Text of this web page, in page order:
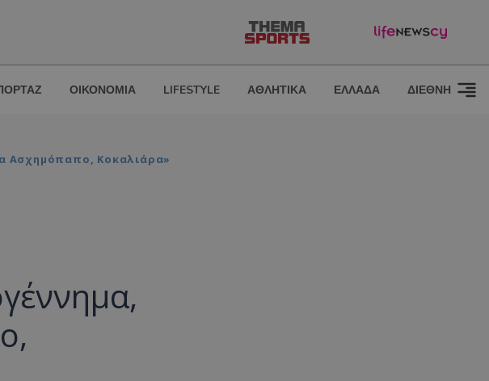
ΟΙΚΟΝΟΜΙΑ LIFESTYLE ΑΘΛΗΤΙΚΑ ΕΛΛΑΔΑ ΔΙΕΘΝΗ
Ασχημόπαπο, Κοκαλιάρα»